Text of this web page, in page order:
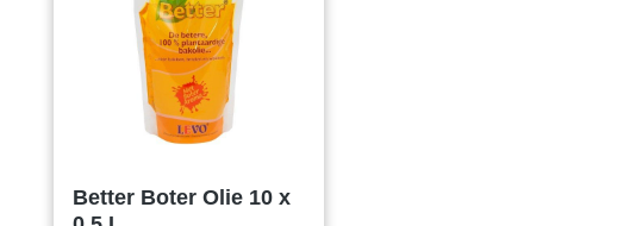
Better Boter Olie 10 x